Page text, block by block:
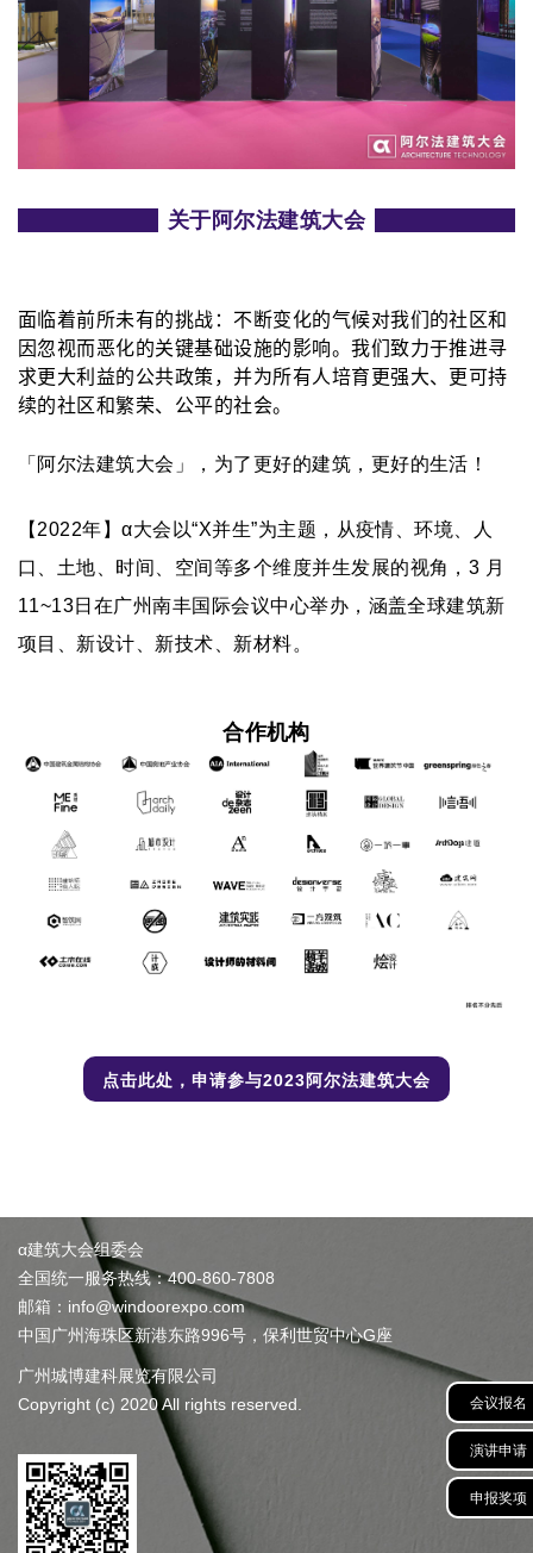
会议报名
演讲申请
申报奖项
关于阿尔法建筑大会
面临着前所未有的挑战：不断变化的气候对我们的社区和
因忽视而恶化的关键基础设施的影响。我们致力于推进寻
求更大利益的公共政策，并为所有人培育更强大、更可持
续的社区和繁荣、公平的社会。
「阿尔法建筑大会」，为了更好的建筑，更好的生活！
【 2022年】α大会以“X并生”为主题，从疫情、环境、人
口、土地、时间、空间等多个维度并生发展的视角，3 月
11~13日在广州南丰国际会议中心举办，涵盖全球建筑新
项目、新设计、新技术、新材料。
合作机构
点击此处，申请参与2023阿尔法建筑大会
α建筑大会组委会
全国统一服务热线：400-860-7808
邮箱：info@windoorexpo.com
中国广州海珠区新港东路996号，保利世贸中心G座
广州城博建科展览有限公司
Copyright (c) 2020 All rights reserved.